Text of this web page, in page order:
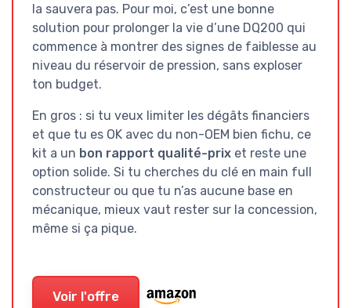
la sauvera pas. Pour moi, c’est une bonne
solution pour prolonger la vie d’une DQ200 qui
commence à montrer des signes de faiblesse au
niveau du réservoir de pression, sans exploser
ton budget.
En gros : si tu veux limiter les dégâts financiers
et que tu es OK avec du non-OEM bien fichu, ce
kit a un bon rapport qualité-prix et reste une
option solide. Si tu cherches du clé en main full
constructeur ou que tu n’as aucune base en
mécanique, mieux vaut rester sur la concession,
même si ça pique.
Voir l'offre